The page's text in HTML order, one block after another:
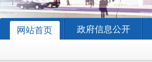
网站首页 政府信息公开